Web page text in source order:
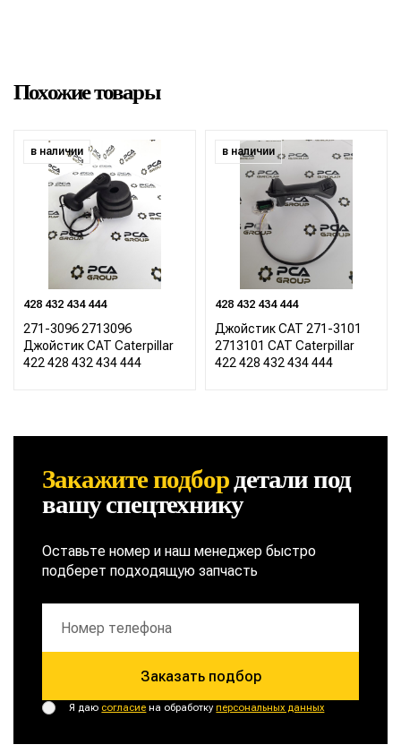
Похожие товары
в наличии
428 432 434 444
271-3096 2713096
Джойстик CAT Caterpillar
422 428 432 434 444
в наличии
428 432 434 444
Джойстик CAT 271-3101
2713101 CAT Caterpillar
422 428 432 434 444
Закажите подбордеталипод
вашу спецтехнику
Оставьте номер и наш менеджер быстро
подберет подходящую запчасть
Заказать подбор
Я даю согласие на обработкуперсональных данных